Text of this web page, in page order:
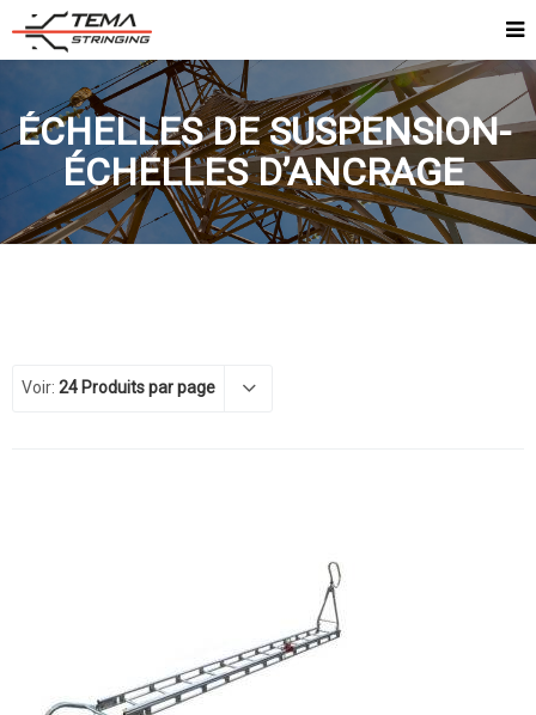
ÉCHELLES DE SUSPENSION-
ÉCHELLES D’ANCRAGE
Voir: 24 Produits par page